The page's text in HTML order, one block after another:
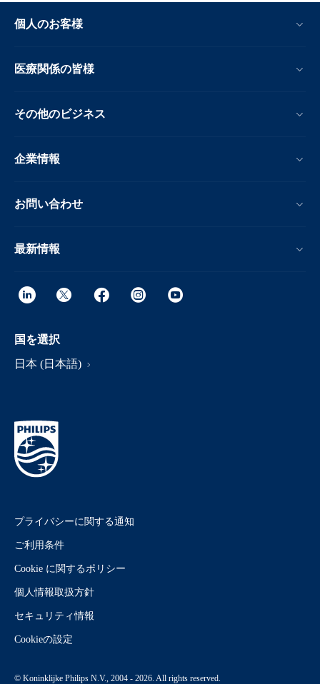
個人のお客様
医療関係の皆様
その他のビジネス
企業情報
お問い合わせ
最新情報
国を選択
日本 (日本語)
プライバシーに関する通知
ご利用条件
Cookie に関するポリシー
個人情報取扱方針
セキュリティ情報
Cookieの設定
© Koninklijke Philips N.V., 2004 - 2026. All rights reserved.